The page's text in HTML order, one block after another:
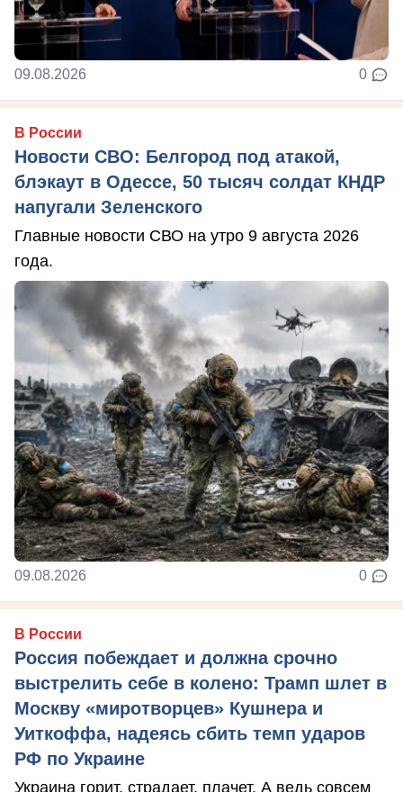
09.08.2026 0
В России
Новости СВО: Белгород под атакой,
блэкаут в Одессе, 50 тысяч солдат КНДР
напугали Зеленского
Главные новости СВО на утро 9 августа 2026
года.
09.08.2026 0
В России
Россия побеждает и должна срочно
выстрелить себе в колено: Трамп шлет в
Москву «миротворцев» Кушнера и
Уиткоффа, надеясь сбить темп ударов
РФ по Украине
Украина горит, страдает, плачет. А ведь совсем